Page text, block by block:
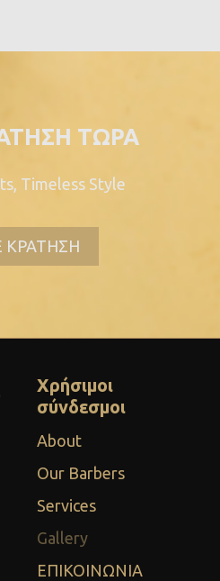
ΤΩΡΑ
Timeless Style
ΚΡΑΤΗΣΗ
Χρήσιμοι
σύνδεσμοι
About
Our Barbers
Services
Gallery
ΕΠΙΚΟΙΝΩΝΙΑ